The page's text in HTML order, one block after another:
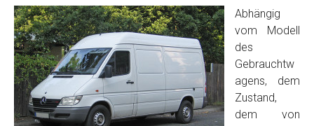
PLZ und Ort
Foto Nr. 1
Abhängig
vom Modell
des
Gebrauchtw
agens, dem
Zustand,
dem von